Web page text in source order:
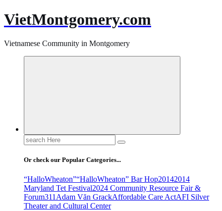
VietMontgomery.com
Vietnamese Community in Montgomery
Search
for:
Or check our Popular Categories...
“HalloWheaton”“HalloWheaton” Bar Hop20142014
Maryland Tet Festival2024 Community Resource Fair &
Forum311Adam Văn GrackAffordable Care ActAFI Silver
Theater and Cultural Center